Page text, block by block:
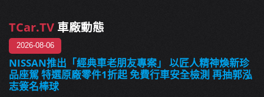
TCar.TV 車廠動態
2026-08-06
NISSAN推出「經典車老朋友專案」 以匠人精神煥新珍
品座駕 特選原廠零件1折起 免費行車安全檢測 再抽郭泓
志簽名棒球